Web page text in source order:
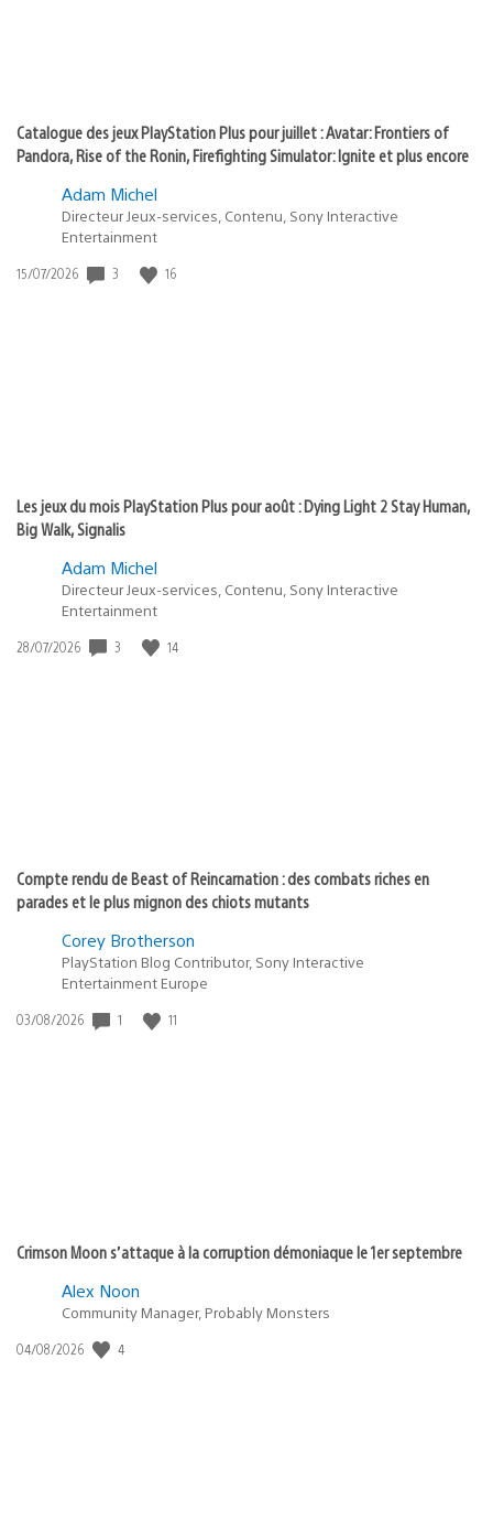
Catalogue des jeux PlayStation Plus pour juillet : Avatar: Frontiers of
Pandora, Rise of the Ronin, Firefighting Simulator: Ignite et plus encore
Adam Michel
Directeur Jeux-services, Contenu, Sony Interactive
Entertainment
Date
15/07/2026 3 16
Les jeux du mois PlayStation Plus pour août : Dying Light 2 Stay Human,
Big Walk, Signalis
Adam Michel
Directeur Jeux-services, Contenu, Sony Interactive
Entertainment
Date
28/07/2026 3 14
Compte rendu de Beast of Reincarnation : des combats riches en
parades et le plus mignon des chiots mutants
Corey Brotherson
PlayStation Blog Contributor, Sony Interactive
Entertainment Europe
Date
03/08/2026 1 11
Crimson Moon s’attaque à la corruption démoniaque le 1er septembre
Alex Noon
Community Manager, Probably Monsters
Date
04/08/2026 4